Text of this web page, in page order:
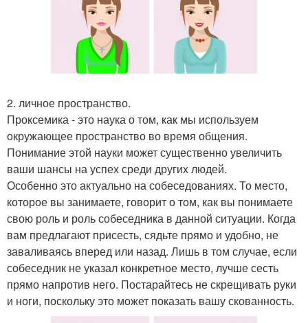
2. личное пространство.
Проксемика - это наука о том, как мы используем
окружающее пространство во время общения.
Понимание этой науки может существенно увеличить
ваши шансы на успех среди других людей.
Особенно это актуально на собеседованиях. То место,
которое вы занимаете, говорит о том, как вы понимаете
свою роль и роль собеседника в данной ситуации. Когда
вам предлагают присесть, сядьте прямо и удобно, не
заваливаясь вперед или назад. Лишь в том случае, если
собеседник не указал конкретное место, лучше сесть
прямо напротив него. Постарайтесь не скрещивать руки
и ноги, поскольку это может показать вашу скованность.